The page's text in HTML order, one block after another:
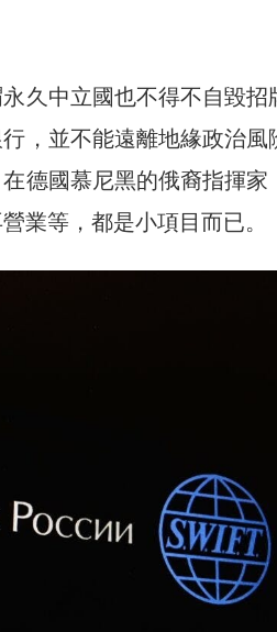
久中立國也不得不自毀招
，並不能遠離地緣政治風
德國慕尼黑的俄裔指揮家
業等，都是小項目而已。